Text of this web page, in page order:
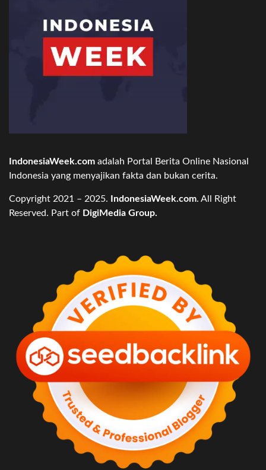
IndonesiaWeek.com adalah Portal Berita Online Nasional
Indonesia yang menyajikan fakta dan bukan cerita.
Copyright 2021 – 2025. IndonesiaWeek.com. All Right
Reserved. Part of DigiMedia Group.